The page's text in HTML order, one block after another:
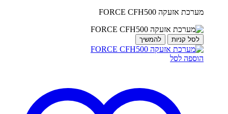
מערכת אזעקה FORCE CFH500
לסל קניות להמשיך
הוספה לסל